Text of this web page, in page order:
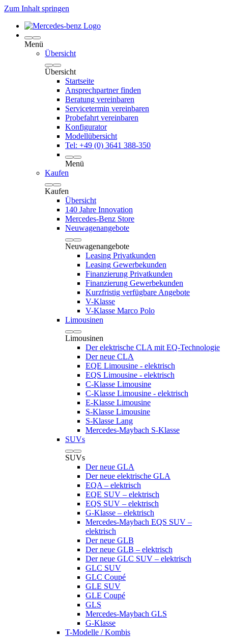
Zum Inhalt springen
Menü
Übersicht
Übersicht
Startseite
Ansprechpartner finden
Beratung vereinbaren
Servicetermin vereinbaren
Probefahrt vereinbaren
Konfigurator
Modellübersicht
Tel: +49 (0) 3641 388-350
Menü
Kaufen
Kaufen
Übersicht
140 Jahre Innovation
Mercedes-Benz Store
Neuwagenangebote
Neuwagenangebote
Leasing Privatkunden
Leasing Gewerbekunden
Finanzierung Privatkunden
Finanzierung Gewerbekunden
Kurzfristig verfügbare Angebote
V-Klasse
V-Klasse Marco Polo
Limousinen
Limousinen
Der elektrische CLA mit EQ-Technologie
Der neue CLA
EQE Limousine - elektrisch
EQS Limousine - elektrisch
C-Klasse Limousine
C-Klasse Limousine - elektrisch
E-Klasse Limousine
S-Klasse Limousine
S-Klasse Lang
Mercedes-Maybach S-Klasse
SUVs
SUVs
Der neue GLA
Der neue elektrische GLA
EQA – elektrisch
EQE SUV – elektrisch
EQS SUV – elektrisch
G-Klasse – elektrisch
Mercedes-Maybach EQS SUV –
elektrisch
Der neue GLB
Der neue GLB – elektrisch
Der neue GLC SUV – elektrisch
GLC SUV
GLC Coupé
GLE SUV
GLE Coupé
GLS
Mercedes-Maybach GLS
G-Klasse
T-Modelle / Kombis